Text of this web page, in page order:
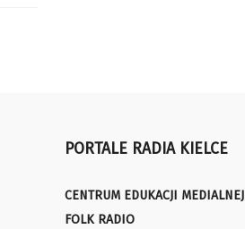
PORTALE RADIA KIELCE
CENTRUM EDUKACJI MEDIALNEJ
FOLK RADIO